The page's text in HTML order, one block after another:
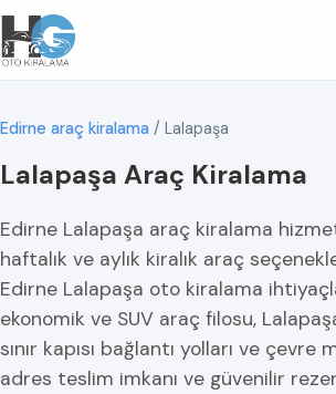
Edirne araç kiralama / Lalapaşa
Lalapaşa Araç Kiralama
Edirne Lalapaşa araç kiralama
haftalık ve aylık kiralık araç
Edirne Lalapaşa oto kiralama
ekonomik ve SUV araç filosu,
sınır kapısı bağlantı yolları ve çevre
adres teslim imkanı ve güvenilir